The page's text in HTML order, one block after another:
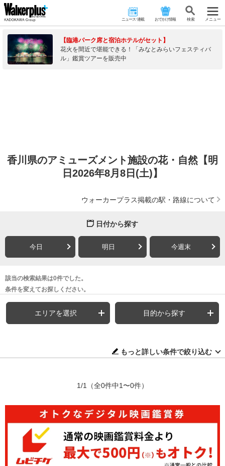
ニュース･連載 おでかけ情報 検 索 メニュー
【臨港パーク席と宿泊ホテルがセット】
花火を間近で堪能できる！「みなとみらいフェスティバ
ル」鑑賞ツアーを販売中
香川県のアミューズメント施設の花・自然【明
日2026年8月8日(土)】
ウォーカープラス掲載の駅・路線について
日付から探す
今日 明日 今週末
該当の検索結果は0件でした。
条件を変えてお探しください。
エリアを選択 目的から探す
もっと詳しい条件で絞り込む
1/1 （全0件中1〜0件）